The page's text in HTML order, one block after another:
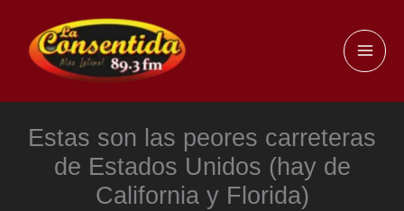
contenido
Estas son las peores carreteras
de Estados Unidos (hay de
California y Florida)